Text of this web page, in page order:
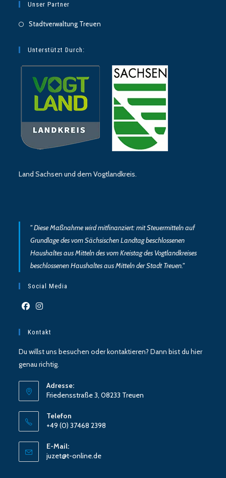
Unser Partner
Stadtverwaltung Treuen
Unterstützt Durch:
Land Sachsen und dem Vogtlandkreis.
" Diese Maßnahme wird mitfinanziert: mit Steuermitteln auf
Grundlage des vom Sächsischen Landtag beschlossenen
Haushaltes aus Mitteln des vom Kreistag des Vogtlandkreises
beschlossenen Haushaltes aus Mitteln der Stadt Treuen."
Social Media
Kontakt
Du willst uns besuchen oder kontaktieren? Dann bist du hier
genau richtig.
Adresse:
Friedensstraße 3, 08233 Treuen
Telefon
+49 (0) 37468 2398
E-Mail:
juzet@t-online.de